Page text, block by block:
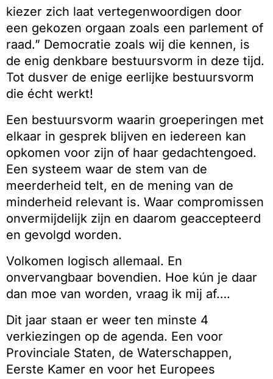
kiezer zich laat vertegenwoordigen door
een gekozen orgaan zoals een parlement of
raad.” Democratie zoals wij die kennen, is
de enig denkbare bestuursvorm in deze tijd.
Tot dusver de enige eerlijke bestuursvorm
die écht werkt!
Een bestuursvorm waarin groeperingen met
elkaar in gesprek blijven en iedereen kan
opkomen voor zijn of haar gedachtengoed.
Een systeem waar de stem van de
meerderheid telt, en de mening van de
minderheid relevant is. Waar compromissen
onvermijdelijk zijn en daarom geaccepteerd
en gevolgd worden.
Volkomen logisch allemaal. En
onvervangbaar bovendien. Hoe kún je daar
dan moe van worden, vraag ik mij af….
Dit jaar staan er weer ten minste 4
verkiezingen op de agenda. Een voor
Provinciale Staten, de Waterschappen,
Eerste Kamer en voor het Europees